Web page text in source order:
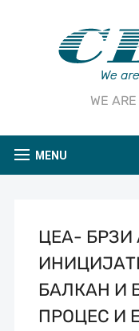
WE
MENU
ЦЕА-
БАЛКАН И
ПРОЦЕС И